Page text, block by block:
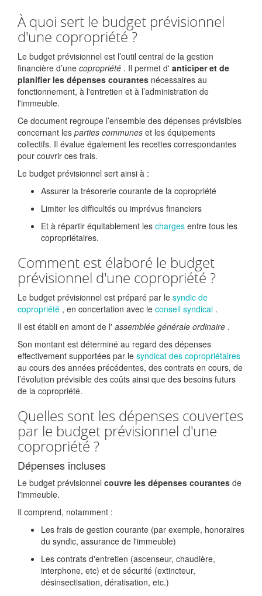
À quoi sert le budget prévisionnel
d'une copropriété ?
Le budget prévisionnel est l’outil central de la gestion
financière d’une copropriété . Il permet d' anticiper et de
planifier les dépenses courantes nécessaires au
fonctionnement, à l'entretien et à l’administration de
l'immeuble.
Ce document regroupe l’ensemble des dépenses prévisibles
concernant les parties communes et les équipements
collectifs. Il évalue également les recettes correspondantes
pour couvrir ces frais.
Le budget prévisionnel sert ainsi à :
Assurer la trésorerie courante de la copropriété
Limiter les difficultés ou imprévus financiers
Et à répartir équitablement les charges entre tous les
copropriétaires.
Comment est élaboré le budget
prévisionnel d'une copropriété ?
Le budget prévisionnel est préparé par le syndic de
copropriété , en concertation avec le conseil syndical .
Il est établi en amont de l' assemblée générale ordinaire .
Son montant est déterminé au regard des dépenses
effectivement supportées par le syndicat des copropriétaires
au cours des années précédentes, des contrats en cours, de
l’évolution prévisible des coûts ainsi que des besoins futurs
de la copropriété.
Quelles sont les dépenses couvertes
par le budget prévisionnel d'une
copropriété ?
Dépenses incluses
Le budget prévisionnel couvre les dépenses courantes de
l'immeuble.
Il comprend, notamment :
Les frais de gestion courante (par exemple, honoraires
du syndic, assurance de l'immeuble)
Les contrats d'entretien (ascenseur, chaudière,
interphone, etc) et de sécurité (extincteur,
désinsectisation, dératisation, etc.)